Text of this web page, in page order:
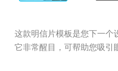
这款明信片模板是您下一个
它非常醒目，可帮助您吸引